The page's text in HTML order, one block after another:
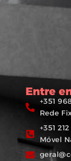
Entre
+351
Rede
+351
Móvel